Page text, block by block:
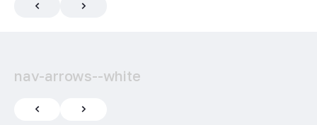
nav-arrows--white